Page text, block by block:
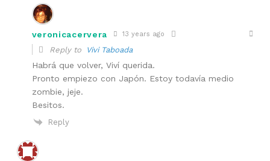
veronicacervera 13 years ago
Reply to Vivi Taboada
Habrá que volver, Viví querida.
Pronto empiezo con Japón. Estoy todavía medio
zombie, jeje.
Besitos.
Reply